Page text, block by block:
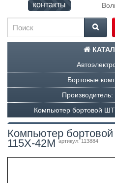
контакты
Бортовые
Производитель:
Компьютер бортовой
Компьютер
115Х-42Мартикул: 113884